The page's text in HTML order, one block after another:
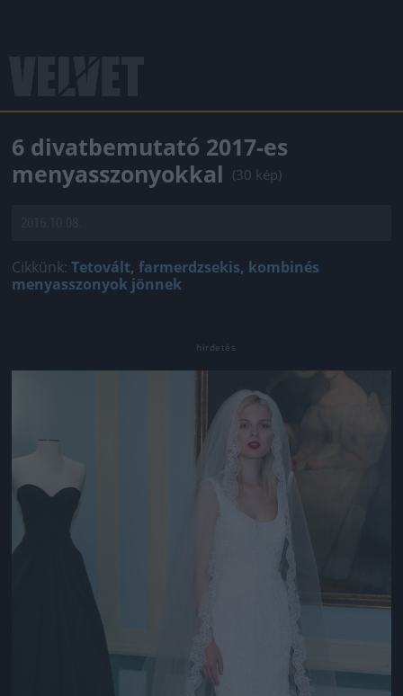
6 divatbemutató 2017-es
menyasszonyokkal (30 kép)
Cikkünk: Tetovált, farmerdzsekis, kombinés
menyasszonyok jönnek
Jön még kép!